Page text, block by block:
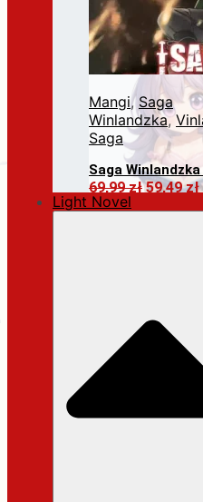
Mangi, Saga
Winlandzka,
Saga
Saga
69,99zł 59,49zł
Dodaj do koszyka
Light Novel